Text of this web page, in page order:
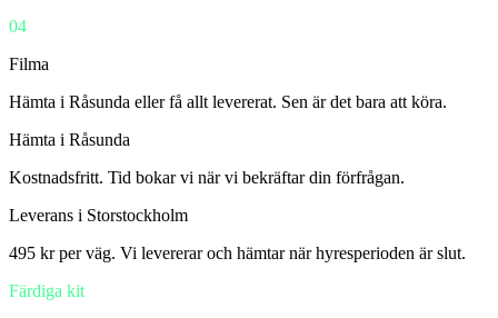
04
Filma
Hämta i Råsunda eller få allt levererat. Sen är det bara att köra.
Hämta i Råsunda
Kostnadsfritt. Tid bokar vi när vi bekräftar din förfrågan.
Leverans i Storstockholm
495 kr per väg. Vi levererar och hämtar när hyresperioden är slut.
Färdiga kit